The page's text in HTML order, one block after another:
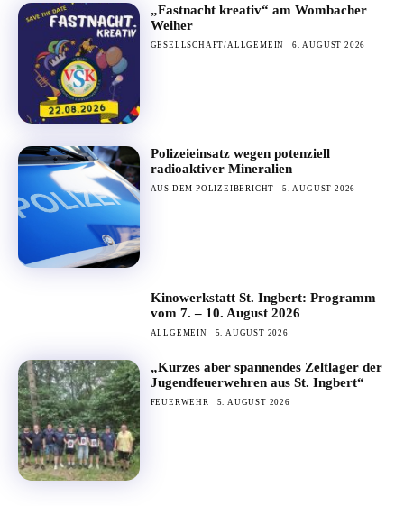
„Fastnacht kreativ“ am Wombacher
Weiher
GESELLSCHAFT/ALLGEMEIN 6. AUGUST 2026
Polizeieinsatz wegen potenziell
radioaktiver Mineralien
AUS DEM POLIZEIBERICHT 5. AUGUST 2026
Kinowerkstatt St. Ingbert: Programm
vom 7. – 10. August 2026
ALLGEMEIN 5. AUGUST 2026
„Kurzes aber spannendes Zeltlager der
Jugendfeuerwehren aus St. Ingbert“
FEUERWEHR 5. AUGUST 2026